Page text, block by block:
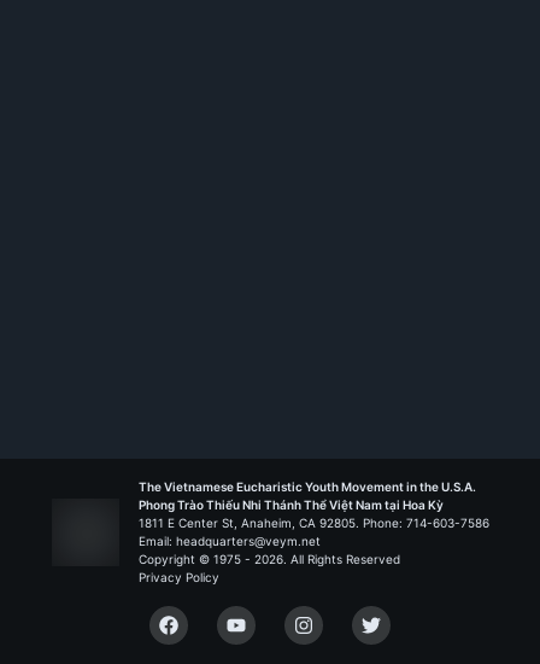
The Vietnamese Eucharistic Youth Movement in the U.S.A.
Phong Trào Thiếu Nhi Thánh Thể Việt Nam tại Hoa Kỳ
1811 E Center St, Anaheim, CA 92805. Phone: 714-603-7586
Email: headquarters@veym.net
Copyright © 1975 - 2026. All Rights Reserved
Privacy Policy
FacebookYouTubeInstagramTwitter